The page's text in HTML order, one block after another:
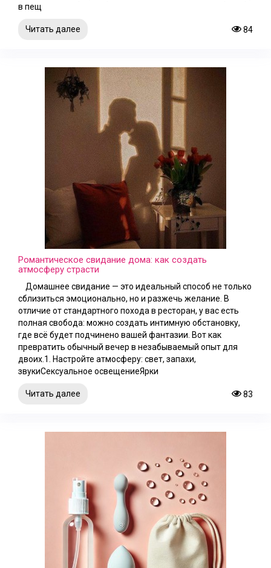
в пещ
Читать далее 84
Романтическое свидание дома: как создать
атмосферу страсти
Домашнее свидание — это идеальный способ не только
сблизиться эмоционально, но и разжечь желание. В
отличие от стандартного похода в ресторан, у вас есть
полная свобода: можно создать интимную обстановку,
где всё будет подчинено вашей фантазии. Вот как
превратить обычный вечер в незабываемый опыт для
двоих.1. Настройте атмосферу: свет, запахи,
звукиСексуальное освещениеЯрки
Читать далее 83